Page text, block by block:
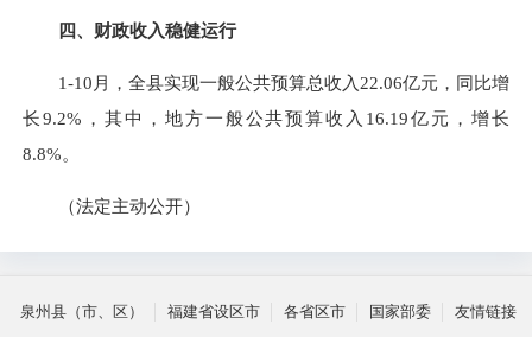
四、财政收入稳健运行
1-10月，全县实现一般公共预算总收入22.06亿元，同比增
长9.2%，其中，地方一般公共预算收入16.19亿元，增长
8.8%。
（法定主动公开）
泉州县（市、区） 福建省设区市 各省区市 国家部委 友情链接